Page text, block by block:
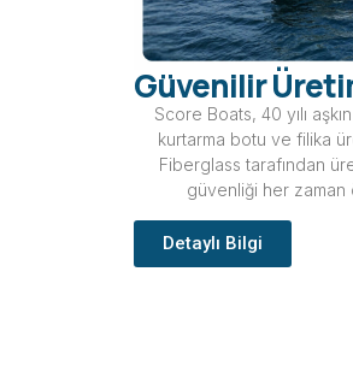
Güvenilir
Score Boats, 40 yılı
kurtarma botu ve filika
Fiberglass tarafından
güvenliği her zaman
Detaylı Bilgi